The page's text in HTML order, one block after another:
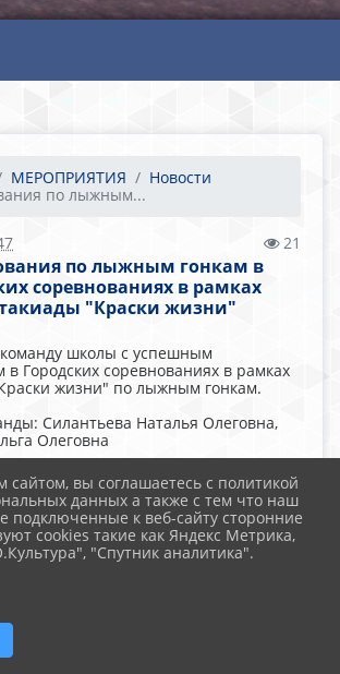
МЕРОПРИЯТИЯ
Новости
по лыжным...
21
по лыжным гонкам в
соревнованиях в рамках
"Краски жизни"
школы с успешным
в Городских соревнованиях в рамках
жизни" по лыжным гонкам.
Силантьева Наталья Олеговна,
Олеговна
cloud.mail.ru/public/BtQG/7jxBvNQZs
сайтом, вы соглашаетесь с политикой
данных а также с тем что наш
подключенные к веб-сайту сторонние
cookies такие как Яндекс Метрика,
"Спутник аналитика".